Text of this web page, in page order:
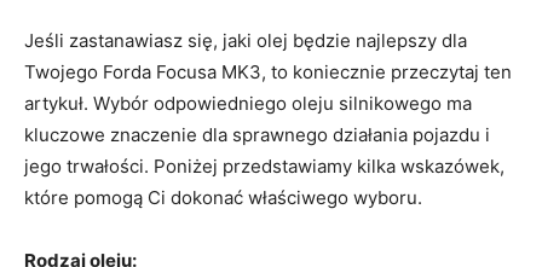
Jeśli zastanawiasz się, jaki olej będzie najlepszy dla
Twojego ‍Forda Focusa MK3, to koniecznie przeczytaj ten
artykuł. Wybór odpowiedniego oleju silnikowego ma
kluczowe znaczenie dla sprawnego działania pojazdu i
jego trwałości. Poniżej przedstawiamy kilka wskazówek,
które pomogą Ci dokonać właściwego wyboru.
Rodzaj oleju: